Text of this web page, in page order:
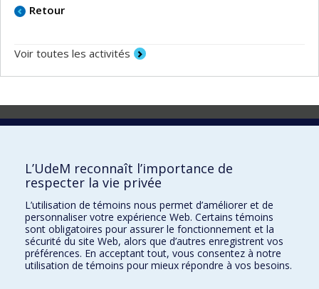
Retour
Voir toutes les activités
Laboratoire d'innovation
Vice-rectorat aux affaires étudiantes et aux études
Inven_T
Consortium Santé Numérique
Place aux Premiers Peuples
L’UdeM reconnaît l’importance de
respecter la vie privée
L’utilisation de témoins nous permet d’améliorer et de
personnaliser votre expérience Web. Certains témoins
sont obligatoires pour assurer le fonctionnement et la
sécurité du site Web, alors que d’autres enregistrent vos
préférences. En acceptant tout, vous consentez à notre
utilisation de témoins pour mieux répondre à vos besoins.